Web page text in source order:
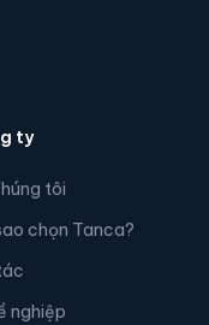
ty
tôi
chọn Tanca?
nghiệp